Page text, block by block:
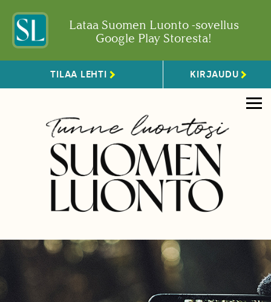
Lataa Suomen Luonto -sovellus
Google Play Storesta!
TILAA LEHTI KIRJAUDU